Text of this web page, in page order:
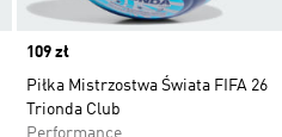
Price
109 zł
Piłka Mistrzostwa Świata FIFA 26
Trionda Club
Performance